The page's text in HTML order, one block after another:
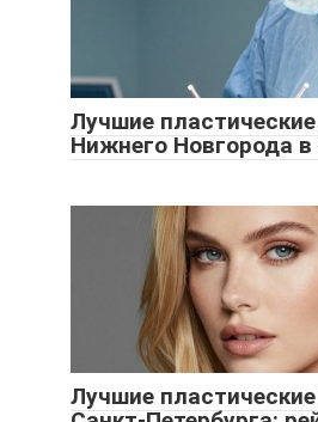
Лучшие пластические
Нижнего Новгорода в
Лучшие пластические